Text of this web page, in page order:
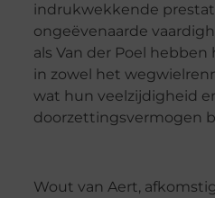
indrukwekkende
ongeëvenaarde
als Van der Poel
in zowel het
wat hun veelzijdigheid
doorzettingsvermogen
Wout van Aert,